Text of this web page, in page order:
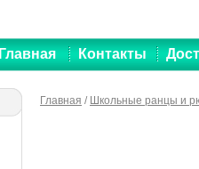
Главная Контакты
Главная / Школьные ранцы и